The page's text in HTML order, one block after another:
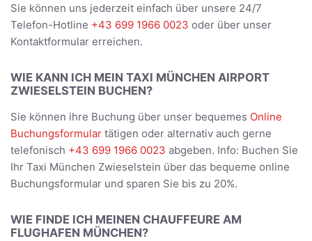
Sie können uns jederzeit einfach über unsere 24/7
Telefon-Hotline +43 699 1966 0023 oder über unser
Kontaktformular erreichen.
WIE KANN ICH MEIN TAXI MÜNCHEN AIRPORT
ZWIESELSTEIN BUCHEN?
Sie können ihre Buchung über unser bequemes Online
Buchungsformular tätigen oder alternativ auch gerne
telefonisch +43 699 1966 0023 abgeben. Info: Buchen Sie
Ihr Taxi München Zwieselstein über das bequeme online
Buchungsformular und sparen Sie bis zu 20%.
WIE FINDE ICH MEINEN CHAUFFEURE AM
FLUGHAFEN MÜNCHEN?